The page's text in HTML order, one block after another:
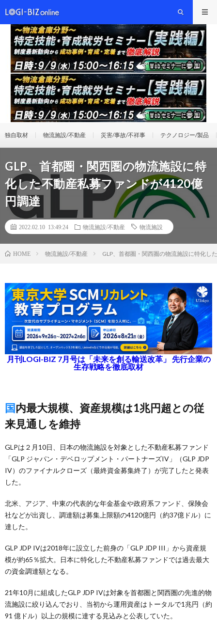
独自取材 物流施設/不動産 災害/事故/不祥事 テクノロジー/製品
GLP、首都圏・関西圏の物流施設に特
化した不動産私募ファンドが4120億
円調達
2022.02.10 13:49:24 物流施設/不動産 物流施設
HOME 物流施設/不動産 GLP、首都圏・関西圏の物流施設に特化し
月刊LOGI-BIZ 7月号は「未来を創る輸送改革」 先行企業の
生存戦略を徹底取材
国内最大規模、資産規模は1兆円超との従
来見通しを維持
GLPは２月10日、日本の物流施設を対象とした不動産私募ファンド
「GLP ジャパン・デベロップメント・パートナーズIV」（GLP JDP
IV）のファイナルクローズ（最終資金募集終了）が完了したと発表
した。
北米、アジア、中東の代表的な年金基金や政府系ファンド、保険会
社などが出資し、調達額は募集上限額の4120億円（約37億ドル）に
達した。
GLP JDP IVは2018年に設立した前身の「GLP JDP III」から資産規
模が約65％拡大。日本に特化した不動産私募ファンドでは過去最大
の資金調達額となる。
21年10月に組成したGLP JDP IVは対象を首都圏と関西圏の先進的物
流施設に絞り込んでおり、当初から運用資産はトータルで1兆円（約
91 億ドル）以上の規模に達する見込みと公表していた。